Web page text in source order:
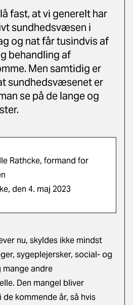
fast, at vi generelt har
sundhedsvæsen i
og nat får tusindvis af
behandling af
Men samtidig er
sundhedsvæsenet er
se på de lange og
Rathcke, formand for
den 4. maj 2023
nu, skyldes ikke mindst
sygeplejersker, social- og
mange andre
Den mangel bliver
kommende år, så hvis